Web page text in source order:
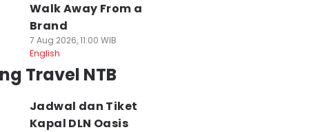
Walk Away From a
Brand
7 Aug 2026, 11:00 WIB
English
Travel NTB
Jadwal dan Tiket
Kapal DLN Oasis